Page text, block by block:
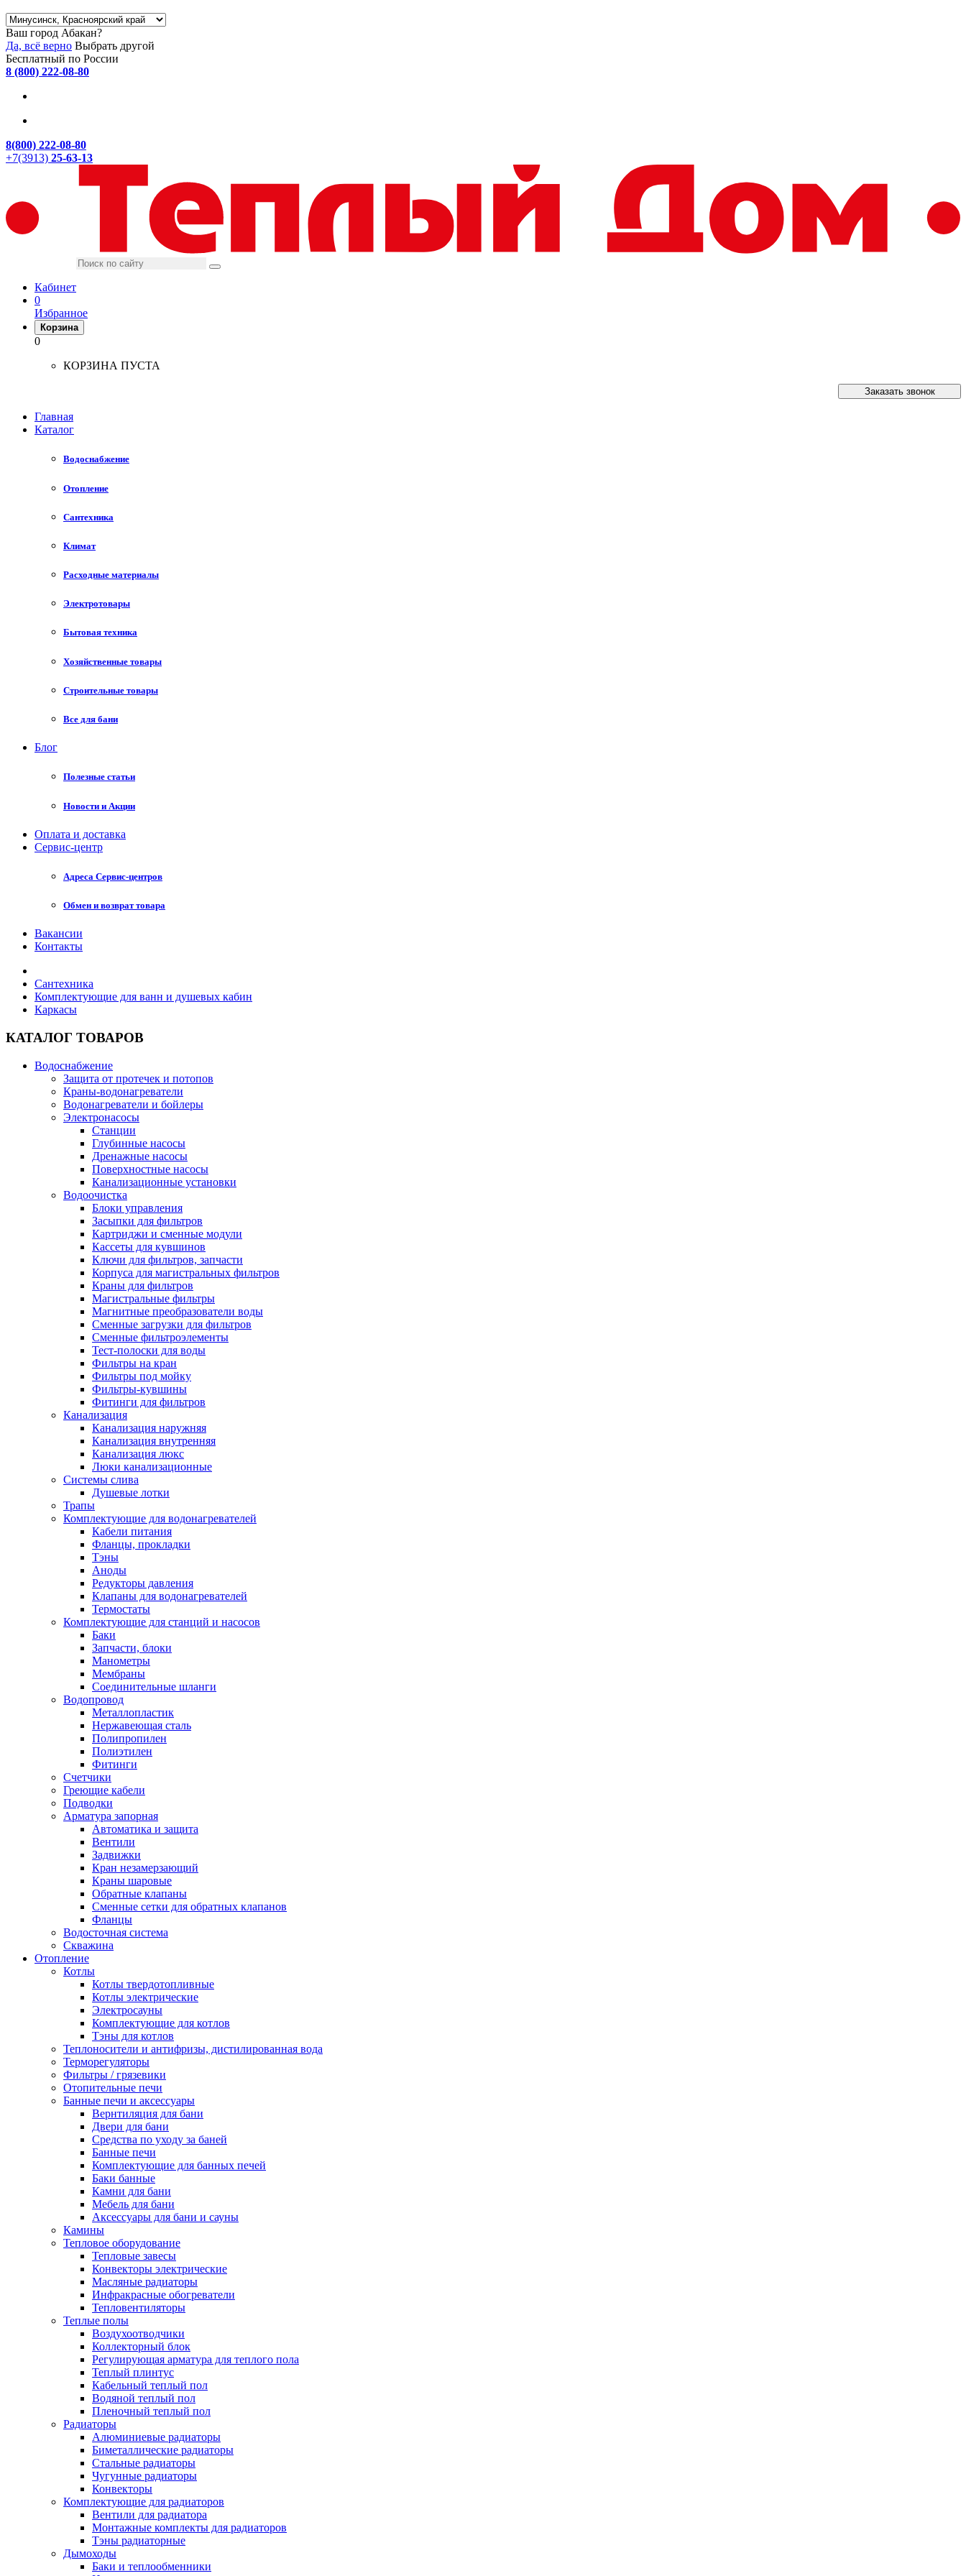
Ваш город Абакан?
Да, всё верно Выбрать другой
Бесплатный по России
8 (800) 222-08-80
8(800) 222-08-80
+7(3913) 25-63-13
Кабинет
0
Избранное
Корзина
0
КОРЗИНА ПУСТА
Заказать звонок
Главная
Каталог
Водоснабжение
Отопление
Сантехника
Климат
Расходные материалы
Электротовары
Бытовая техника
Хозяйственные товары
Строительные товары
Все для бани
Блог
Полезные статьи
Новости и Акции
Оплата и доставка
Сервис-центр
Адреса Сервис-центров
Обмен и возврат товара
Вакансии
Контакты
Сантехника
Комплектующие для ванн и душевых кабин
Каркасы
КАТАЛОГ ТОВАРОВ
Водоснабжение
Защита от протечек и потопов
Краны-водонагреватели
Водонагреватели и бойлеры
Электронасосы
Станции
Глубинные насосы
Дренажные насосы
Поверхностные насосы
Канализационные установки
Водоочистка
Блоки управления
Засыпки для фильтров
Картриджи и сменные модули
Кассеты для кувшинов
Ключи для фильтров, запчасти
Корпуса для магистральных фильтров
Краны для фильтров
Магистральные фильтры
Магнитные преобразователи воды
Сменные загрузки для фильтров
Сменные фильтроэлементы
Тест-полоски для воды
Фильтры на кран
Фильтры под мойку
Фильтры-кувшины
Фитинги для фильтров
Канализация
Канализация наружняя
Канализация внутренняя
Канализация люкс
Люки канализационные
Системы слива
Душевые лотки
Трапы
Комплектующие для водонагревателей
Кабели питания
Фланцы, прокладки
Тэны
Аноды
Редукторы давления
Клапаны для водонагревателей
Термостаты
Комплектующие для станций и насосов
Баки
Запчасти, блоки
Манометры
Мембраны
Соединительные шланги
Водопровод
Металлопластик
Нержавеющая сталь
Полипропилен
Полиэтилен
Фитинги
Счетчики
Греющие кабели
Подводки
Арматура запорная
Автоматика и защита
Вентили
Задвижки
Кран незамерзающий
Краны шаровые
Обратные клапаны
Сменные сетки для обратных клапанов
Фланцы
Водосточная система
Скважина
Отопление
Котлы
Котлы твердотопливные
Котлы электрические
Электросауны
Комплектующие для котлов
Тэны для котлов
Теплоносители и антифризы, дистилированная вода
Терморегуляторы
Фильтры / грязевики
Отопительные печи
Банные печи и аксессуары
Вернтиляция для бани
Двери для бани
Средства по уходу за баней
Банные печи
Комплектующие для банных печей
Баки банные
Камни для бани
Мебель для бани
Аксессуары для бани и сауны
Камины
Тепловое оборудование
Тепловые завесы
Конвекторы электрические
Масляные радиаторы
Инфракрасные обогреватели
Тепловентиляторы
Теплые полы
Воздухоотводчики
Коллекторный блок
Регулирующая арматура для теплого пола
Теплый плинтус
Кабельный теплый пол
Водяной теплый пол
Пленочный теплый пол
Радиаторы
Алюминиевые радиаторы
Биметаллические радиаторы
Стальные радиаторы
Чугунные радиаторы
Конвекторы
Комплектующие для радиаторов
Вентили для радиатора
Монтажные комплекты для радиаторов
Тэны радиаторные
Дымоходы
Баки и теплообменники